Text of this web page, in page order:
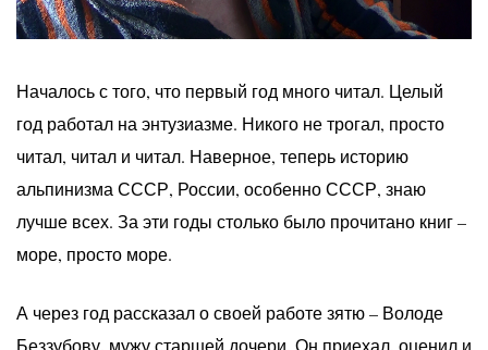
Началось с того, что первый год много читал. Целый
год работал на энтузиазме. Никого не трогал, просто
читал, читал и читал. Наверное, теперь историю
альпинизма СССР, России, особенно СССР, знаю
лучше всех. За эти годы столько было прочитано книг –
море, просто море.
А через год рассказал о своей работе зятю – Володе
Беззубову, мужу старшей дочери. Он приехал, оценил и